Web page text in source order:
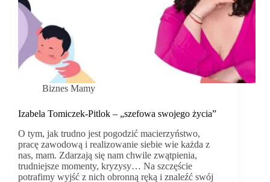
Biznes Mamy
Izabela Tomiczek-Pitlok – „szefowa swojego życia”
O tym, jak trudno jest pogodzić macierzyństwo,
pracę zawodową i realizowanie siebie wie każda z
nas, mam. Zdarzają się nam chwile zwątpienia,
trudniejsze momenty, kryzysy… Na szczęście
potrafimy wyjść z nich obronną ręką i znaleźć swój